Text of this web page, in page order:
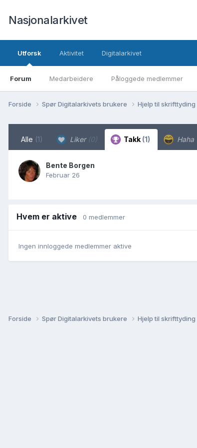
Nasjonalarkivet
Utforsk
Forum Medarbeidere Påloggede medlemmer
Aktivitet Digitalarkivet
Forside Spør Digitalarkivets brukere Hjelp til skrifttyding
Alle (1) Liker (0) Takk (1) Haha
Bente Borgen
Februar 26
Hvem er aktive 0 medlemmer
Ingen innloggede medlemmer aktive
Forside Spør Digitalarkivets brukere Hjelp til skrifttyding